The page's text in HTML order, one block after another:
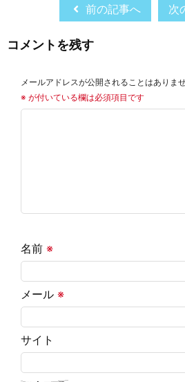
前の記事へ 次
コメントを残す
メールアドレスが公開されることはありませ
※ が付いている欄は必須項目です
名前 ※
メール ※
サイト